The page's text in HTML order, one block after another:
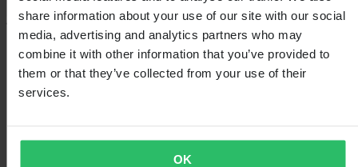
share information about your use of our site with our social
media, advertising and analytics partners who may
combine it with other information that you’ve provided to
them or that they’ve collected from your use of their
services.
OK
SHOPPEN
Algemene Voorwaarden
Privacybeleid
Verzending & levering
Herroepingsrecht